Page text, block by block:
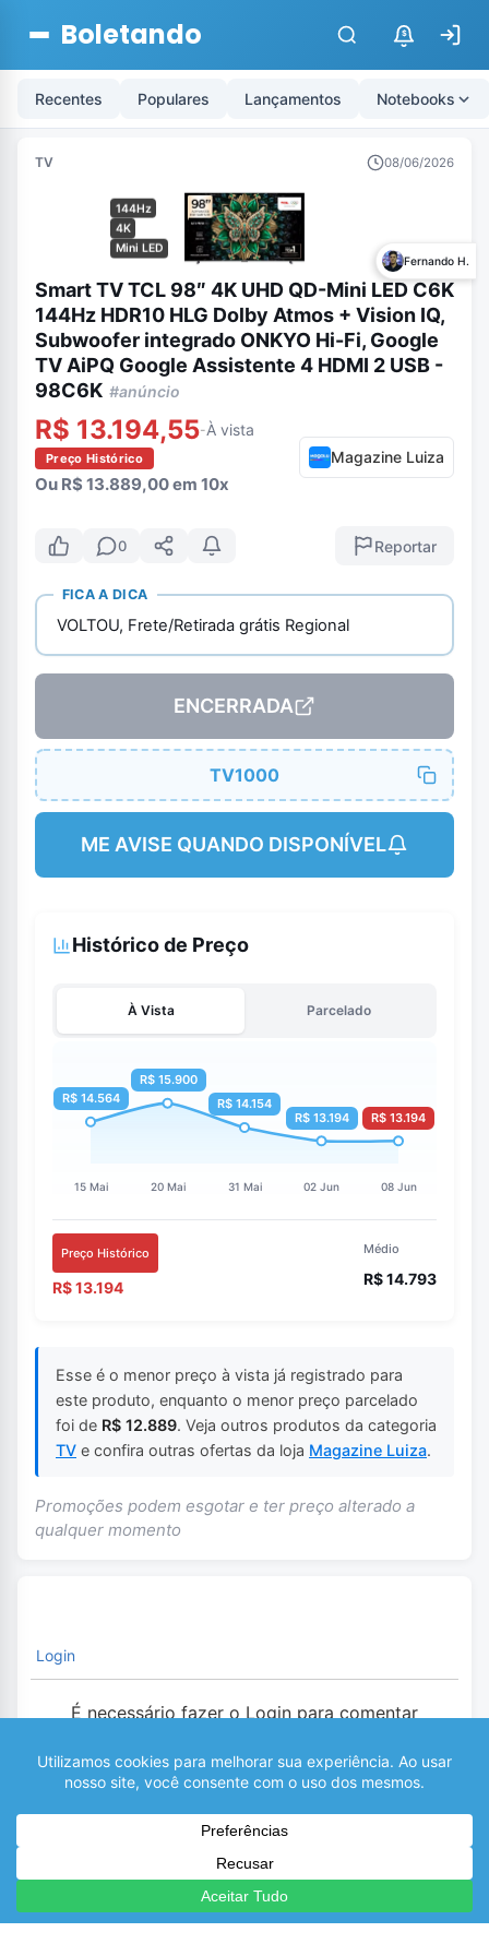
Boletando $
Recentes Populares Lançamentos Notebooks
TV 08/06/2026
144Hz
4K
Mini LED
Fernando H.
Smart TV TCL 98″ 4K UHD QD-Mini LED C6K
144Hz HDR10 HLG Dolby Atmos + Vision IQ,
Subwoofer integrado ONKYO Hi-Fi, Google
TV AiPQ Google Assistente 4 HDMI 2 USB -
98C6K #anúncio
R$ 13.194,55-À vista
Preço Histórico
Ou R$ 13.889,00 em 10x
Magazine Luiza
0 Reportar
FICA A DICA
VOLTOU, Frete/Retirada grátis Regional
ENCERRADA
TV1000
ME AVISE QUANDO DISPONÍVEL
Histórico de Preço
À Vista Parcelado
Preço Histórico
R$ 13.194
Médio
R$ 14.793
Esse é o menor preço à vista já registrado para
este produto, enquanto o menor preço parcelado
foi de R$ 12.889. Veja outros produtos da categoria
TV e confira outras ofertas da loja Magazine Luiza.
Promoções podem esgotar e ter preço alterado a
qualquer momento
Login
É necessário fazer o Login para comentar
0 COMENTÁRIOS